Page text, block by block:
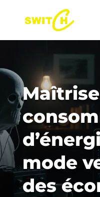
mode
des